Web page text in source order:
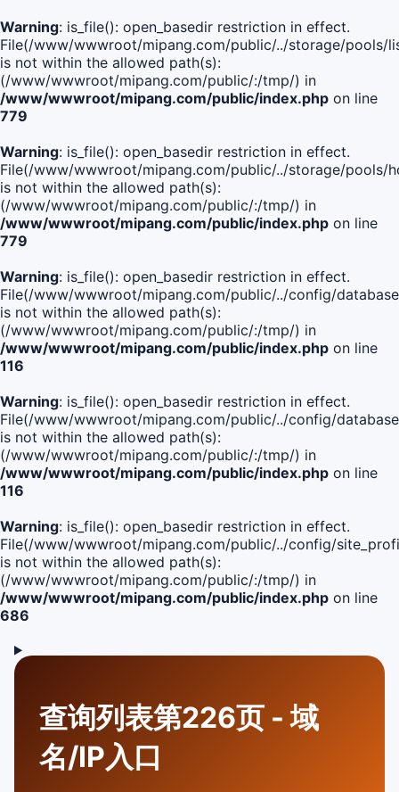
Warning: is_file(): open_basedir restriction in effect.
File(/www/wwwroot/mipang.com/public/../storage/pools/
is not within the allowed path(s):
(/www/wwwroot/mipang.com/public/:/tmp/) in
/www/wwwroot/mipang.com/public/index.php on line
779
Warning: is_file(): open_basedir restriction in effect.
File(/www/wwwroot/mipang.com/public/../storage/pools/
is not within the allowed path(s):
(/www/wwwroot/mipang.com/public/:/tmp/) in
/www/wwwroot/mipang.com/public/index.php on line
779
Warning: is_file(): open_basedir restriction in effect.
File(/www/wwwroot/mipang.com/public/../config/
is not within the allowed path(s):
(/www/wwwroot/mipang.com/public/:/tmp/) in
/www/wwwroot/mipang.com/public/index.php on line
116
Warning: is_file(): open_basedir restriction in effect.
File(/www/wwwroot/mipang.com/public/../config/
is not within the allowed path(s):
(/www/wwwroot/mipang.com/public/:/tmp/) in
/www/wwwroot/mipang.com/public/index.php on line
116
Warning: is_file(): open_basedir restriction in effect.
File(/www/wwwroot/mipang.com/public/../config/
is not within the allowed path(s):
(/www/wwwroot/mipang.com/public/:/tmp/) in
/www/wwwroot/mipang.com/public/index.php on line
686
查询列表第226页 - 域
名/IP入口